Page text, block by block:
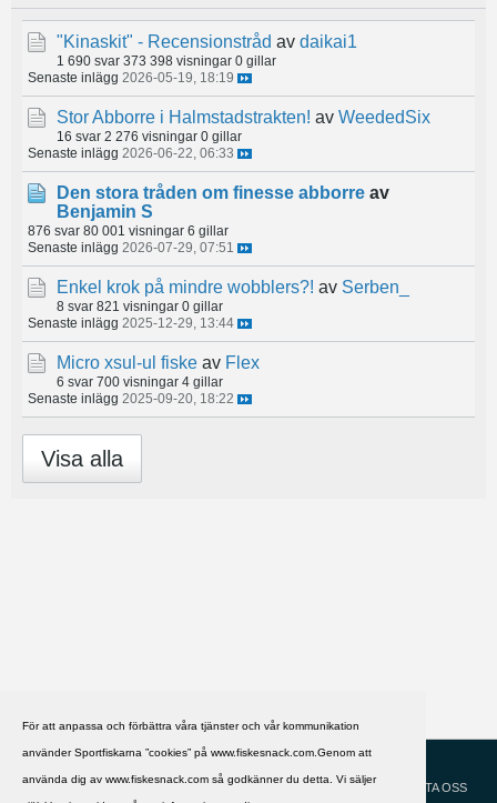
För att anpassa och förbättra våra tjänster och vår kommunikation
använder Sportfiskarna ”cookies” på www.fiskesnack.com.Genom att
använda dig av www.fiskesnack.com så godkänner du detta. Vi säljer
"Kinaskit" - Recensionstråd av daikai1
1 690 svar 373 398 visningar 0 gillar
Senaste inlägg 2026-05-19, 18:19
Stor Abborre i Halmstadstrakten! av WeededSix
16 svar 2 276 visningar 0 gillar
Senaste inlägg 2026-06-22, 06:33
Den stora tråden om finesse abborre av
Benjamin S
876 svar 80 001 visningar 6 gillar
Senaste inlägg 2026-07-29, 07:51
Enkel krok på mindre wobblers?! av Serben_
8 svar 821 visningar 0 gillar
Senaste inlägg 2025-12-29, 13:44
Micro xsul-ul fiske av Flex
6 svar 700 visningar 4 gillar
Senaste inlägg 2025-09-20, 18:22
Visa alla
HJÄLP
KONTAKTA OSS